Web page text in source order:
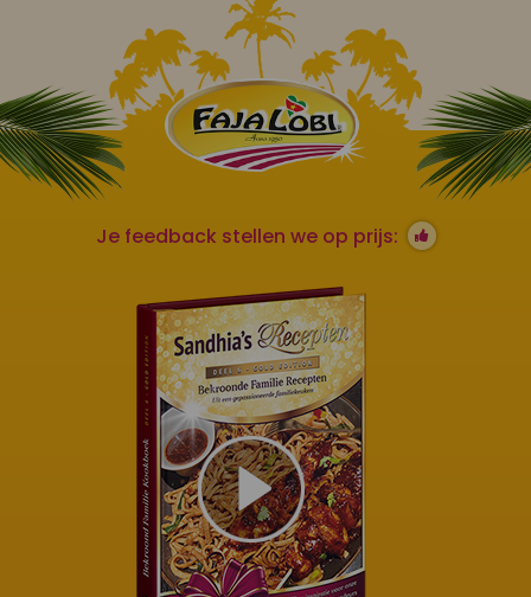
Je feedback stellen we op prijs: